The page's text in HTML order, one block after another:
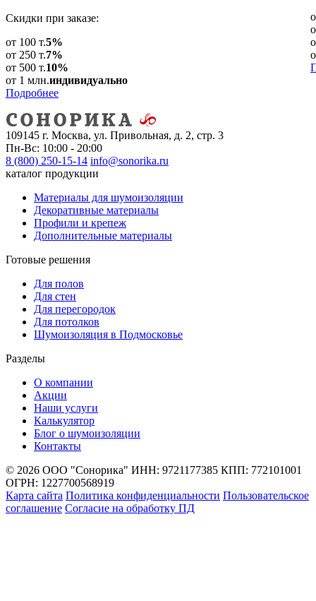
Скидки при заказе:
от 100 т.5%
от 250 т.7%
от 500 т.10%
от 1 млн.индивидуально
Подробнее
109145 г. Москва, ул. Привольная, д. 2, стр. 3
Пн-Вс: 10:00 - 20:00
8 (800) 250-15-14 info@sonorika.ru
каталог продукции
Материалы для шумоизоляции
Декоративные материалы
Профили и крепеж
Дополнительные материалы
Готовые решения
Для полов
Для стен
Для перегородок
Для потолков
Шумоизоляция в Подмосковье
Разделы
О компании
Акции
Наши услуги
Калькулятор
Блог о шумоизоляции
Контакты
© 2026 ООО "Сонорика" ИНН: 9721177385 КПП: 772101001
ОГРН: 1227700568919
Карта сайта Политика конфиденциальности Пользовательское
соглашение Согласие на обработку ПД